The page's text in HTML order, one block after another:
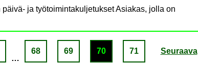
ja työtoimintakuljetukset Asiakas, jolla on
…
68 69 70 71 Seu­raa­va